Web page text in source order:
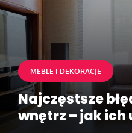
MEBLE I DEKORACJE
Najczęstsze
wnętrz – jak ich